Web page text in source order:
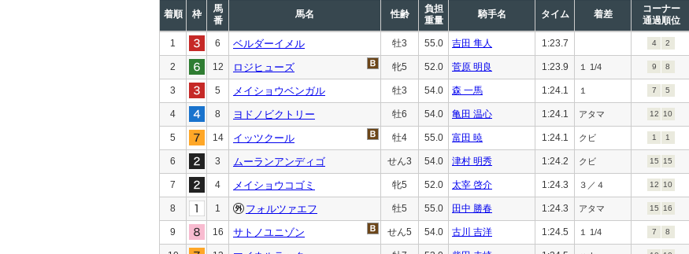
着順 枠
馬
番
馬名 性齢
負担
重量
騎手名 タイム 着差
コーナー
通過順位
1 6 ベルダーイメル 牡3 55.0 吉田 隼人 1:23.7 4 2
2 12 ロジヒューズ 牝5 52.0 菅原 明良 1:23.9 １ 1/4 9 8
3 5 メイショウベンガル 牡3 54.0 森 一馬 1:24.1 １ 7 5
4 8 ヨドノビクトリー 牡6 54.0 亀田 温心 1:24.1 アタマ 12 10
5 14 イッツクール 牡4 55.0 富田 暁 1:24.1 クビ 1 1
6 3 ムーランアンディゴ せん3 54.0 津村 明秀 1:24.2 クビ 15 15
7 4 メイショウコゴミ 牝5 52.0 太宰 啓介 1:24.3 ３／４ 12 10
8 1 フォルツァエフ 牡5 55.0 田中 勝春 1:24.3 アタマ 15 16
9 16 サトノユニゾン せん5 54.0 古川 吉洋 1:24.5 １ 1/4 7 8